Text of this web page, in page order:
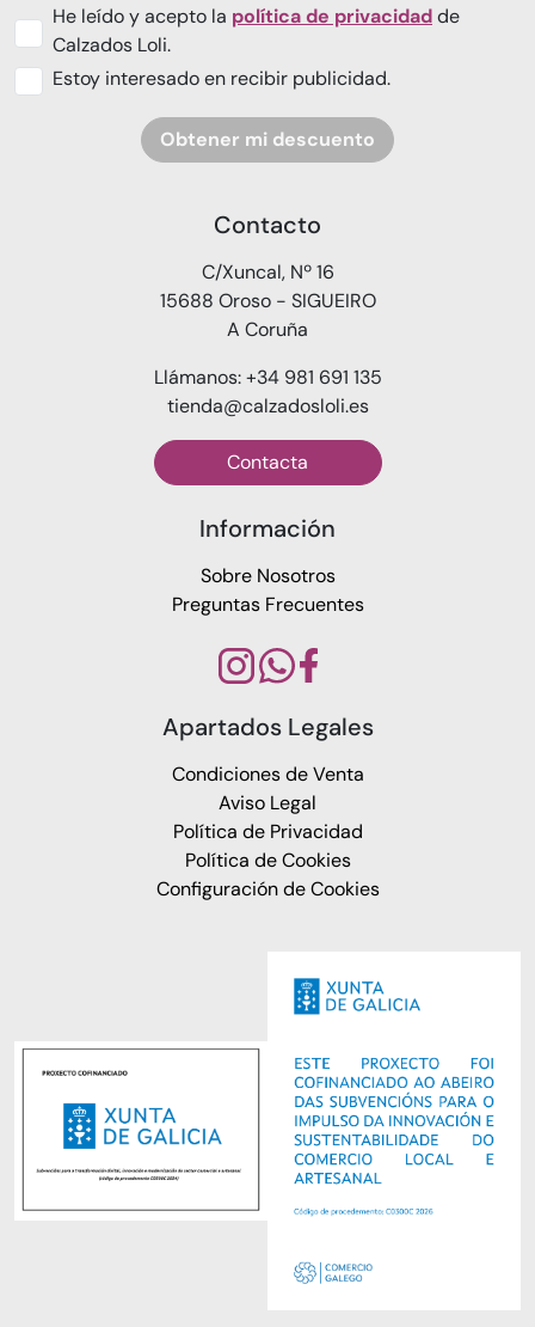
He leído y acepto la política de privacidadde
Calzados Loli.
Estoy interesado en recibir publicidad.
Obtener mi descuento
Contacto
C/Xuncal, Nº 16
15688 Oroso - SIGUEIRO
A Coruña
Llámanos: +34 981 691 135
tienda@calzadosloli.es
Contacta
Información
Sobre Nosotros
Preguntas Frecuentes
Apartados Legales
Condiciones de Venta
Aviso Legal
Política de Privacidad
Política de Cookies
Configuración de Cookies